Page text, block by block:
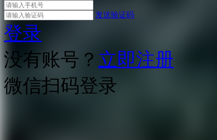
发送验证码
登录
没有账号？ 立即注册
微信扫码登录